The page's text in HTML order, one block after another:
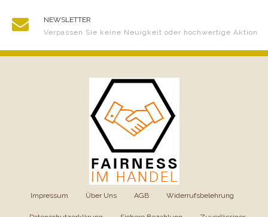
NEWSLETTER
Verpassen Sie keine Neuigkeit oder hochwertige Aktion
Impressum Über Uns AGB Widerrufsbelehrung